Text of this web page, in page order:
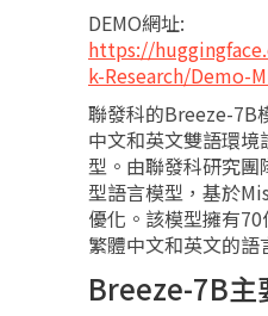
DEMO網址:
https://
k-Research/Demo-
聯發科的Breeze-7B
中文和英文雙語環
型。由聯發科研究團
型語言模型，基於
優化。該模型擁有
繁體中文和英文的語
Breeze-7B主